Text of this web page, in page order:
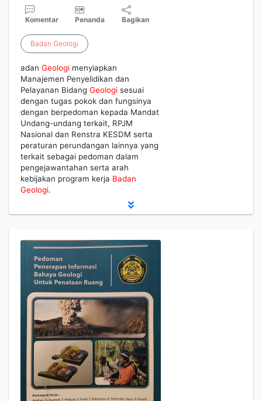
Komentar Penanda Bagikan
Badan Geologi
adan Geologi menyiapkan
Manajemen Penyelidikan dan
Pelayanan Bidang Geologi sesuai
dengan tugas pokok dan fungsinya
dengan berpedoman kepada Mandat
Undang-undang terkait, RPJM
Nasional dan Renstra KESDM serta
peraturan perundangan lainnya yang
terkait sebagai pedoman dalam
pengejawantahan serta arah
kebijakan program kerja Badan
Geologi.